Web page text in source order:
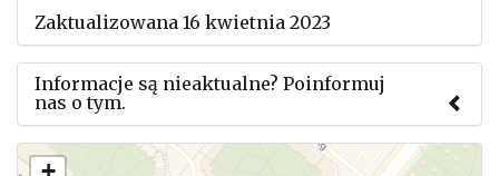
Zaktualizowana 16 kwietnia 2023
Informacje są nieaktualne? Poinformuj
nas o tym.
Użyj tego formularza aby przesłać informację o